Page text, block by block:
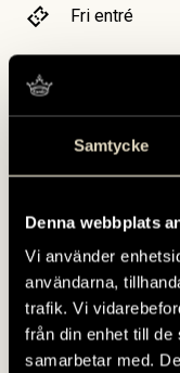
Samtycke
Denna webbplats
Vi använder
användarna,
trafik. Vi
från din enhet till
samarbetar med.
Fri entré